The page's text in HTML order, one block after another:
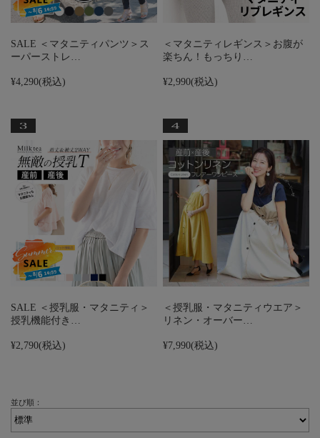
SALE ＜マタニティパンツ＞ス
ーパーストレ…
¥4,290(税込)
＜マタニティレギンス＞お腹が
楽ちん！もっちり…
¥2,990(税込)
SALE ＜授乳服・マタニティ＞
授乳機能付き…
¥2,790(税込)
＜授乳服・マタニティウエア＞
リネン・オーバー…
¥7,990(税込)
並び順：